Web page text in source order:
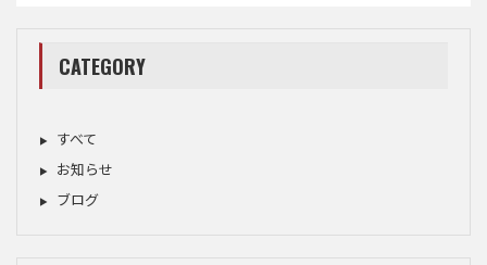
CATEGORY
すべて
お知らせ
ブログ